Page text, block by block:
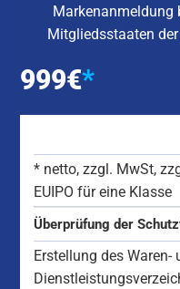
Markenanmeldung
Mitgliedsstaaten
999€*
* netto, zzgl. MwSt,
EUIPO für eine Klasse
Überprüfung der
Erstellung des Waren-